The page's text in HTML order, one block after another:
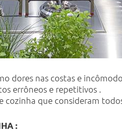
dores nas costas e
errôneos e repetitivos .
que consideram
: